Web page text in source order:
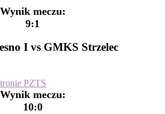
Wynik meczu:
9:1
I vs GMKS Strzelec
PZTS
Wynik meczu:
10:0